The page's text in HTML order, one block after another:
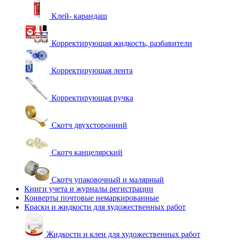
Клей- карандаш
Корректирующая жидкость, разбавители
Корректирующая лента
Корректирующая ручка
Скотч двухсторонний
Скотч канцелярский
Скотч упаковочный и малярный
Книги учета и журналы регистрации
Конверты почтовые немаркированные
Краски и жидкости для художественных работ
Жидкости и клеи для художественных работ